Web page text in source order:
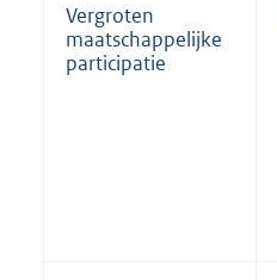
Vergroten
maatschappelijke
participatie